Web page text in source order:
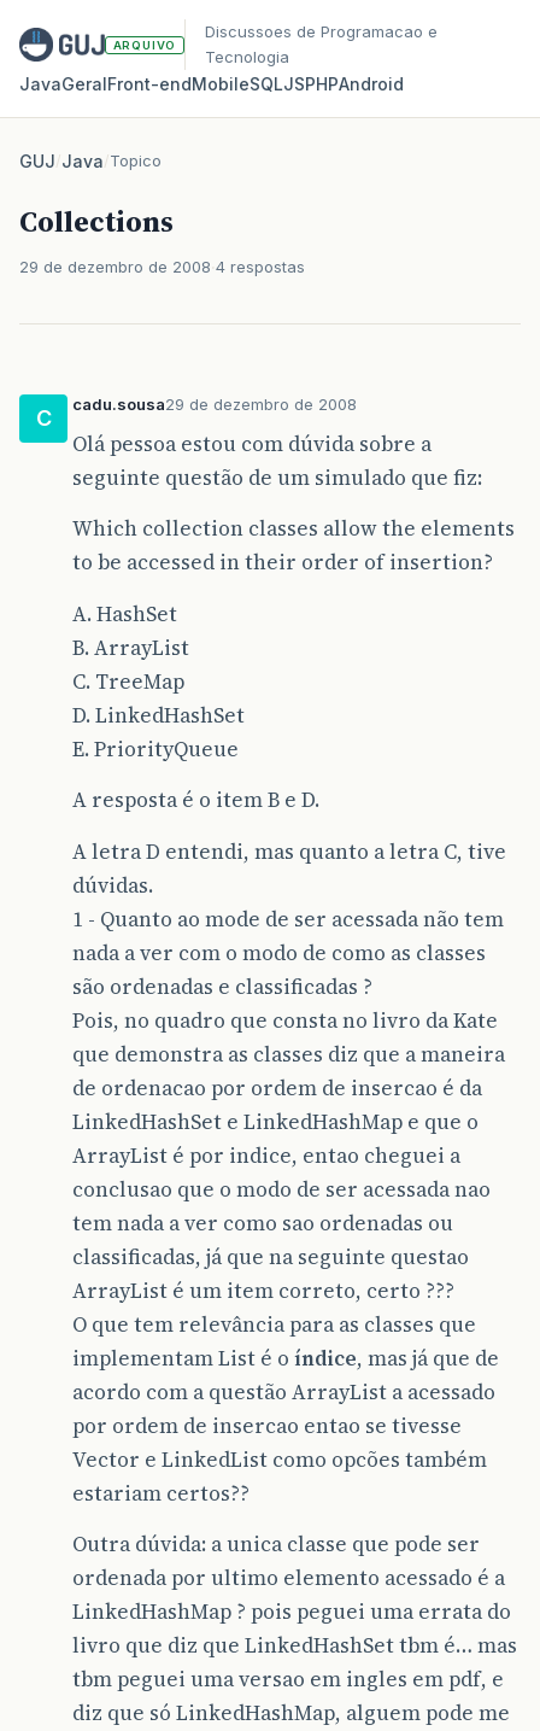
ARQUIVO
Discussoes de Programacao e
Tecnologia
JavaGeralFront‑endMobileSQLJSPHPAndroid
GUJ/Java/Topico
Collections
29 de dezembro de 2008 4 respostas
C
cadu.sousa29 de dezembro de 2008
Olá pessoa estou com dúvida sobre a
seguinte questão de um simulado que fiz:
Which collection classes allow the elements
to be accessed in their order of insertion?
A. HashSet
B. ArrayList
C. TreeMap
D. LinkedHashSet
E. PriorityQueue
A resposta é o item B e D.
A letra D entendi, mas quanto a letra C, tive
dúvidas.
1 - Quanto ao mode de ser acessada não tem
nada a ver com o modo de como as classes
são ordenadas e classificadas ?
Pois, no quadro que consta no livro da Kate
que demonstra as classes diz que a maneira
de ordenacao por ordem de insercao é da
LinkedHashSet e LinkedHashMap e que o
ArrayList é por indice, entao cheguei a
conclusao que o modo de ser acessada nao
tem nada a ver como sao ordenadas ou
classificadas, já que na seguinte questao
ArrayList é um item correto, certo ???
O que tem relevância para as classes que
implementam List é o índice, mas já que de
acordo com a questão ArrayList a acessado
por ordem de insercao entao se tivesse
Vector e LinkedList como opcões também
estariam certos??
Outra dúvida: a unica classe que pode ser
ordenada por ultimo elemento acessado é a
LinkedHashMap ? pois peguei uma errata do
livro que diz que LinkedHashSet tbm é… mas
tbm peguei uma versao em ingles em pdf, e
diz que só LinkedHashMap, alguem pode me